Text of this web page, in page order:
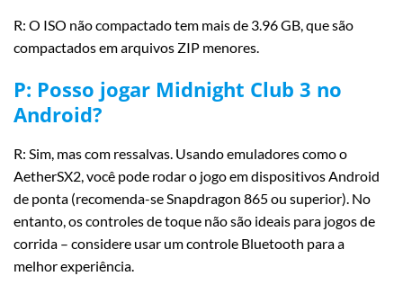
R: O ISO não compactado tem mais de 3.96 GB, que são
compactados em arquivos ZIP menores.
P: Posso jogar Midnight Club 3 no
Android?
R: Sim, mas com ressalvas. Usando emuladores como o
AetherSX2, você pode rodar o jogo em dispositivos Android
de ponta (recomenda-se Snapdragon 865 ou superior). No
entanto, os controles de toque não são ideais para jogos de
corrida – considere usar um controle Bluetooth para a
melhor experiência.